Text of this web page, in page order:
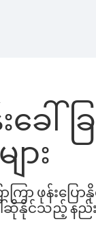
းခေ
ား
ြာ ဖုန်းပ
ဆိုနိုင်သည့် နည်